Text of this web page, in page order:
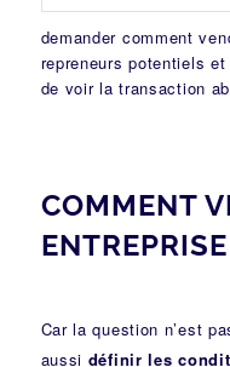
demander comment
repreneurs potentiels
de voir la transaction
COMMENT
Car la question n’est
aussi définir les